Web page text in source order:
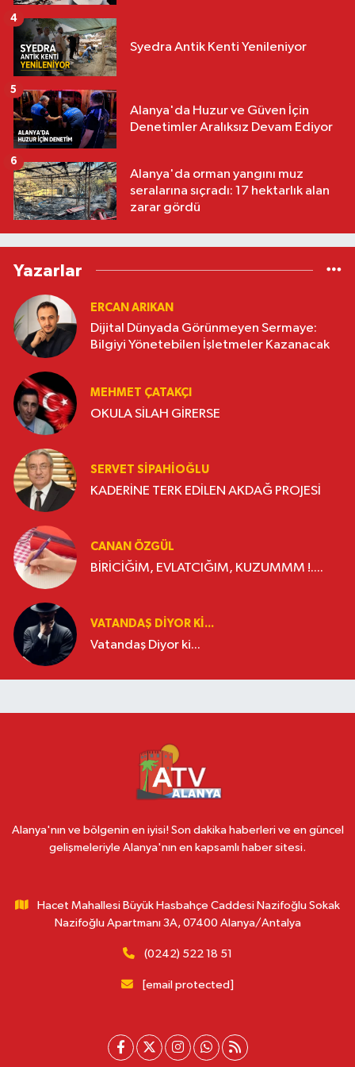
Syedra Antik Kenti Yenileniyor
4
Alanya'da Huzur ve Güven İçin
Denetimler Aralıksız Devam Ediyor
5
Alanya'da orman yangını muz
seralarına sıçradı: 17 hektarlık alan
zarar gördü
6
Yazarlar
ERCAN ARIKAN
Dijital Dünyada Görünmeyen Sermaye:
Bilgiyi Yönetebilen İşletmeler Kazanacak
MEHMET ÇATAKÇI
OKULA SİLAH GİRERSE
SERVET SİPAHİOĞLU
KADERİNE TERK EDİLEN AKDAĞ PROJESİ
CANAN ÖZGÜL
BİRİCİĞİM, EVLATCIĞIM, KUZUMMM !....
VATANDAŞ DIYOR KI...
Vatandaş Diyor ki...
Alanya'nın ve bölgenin en iyisi! Son dakika haberleri ve en güncel
gelişmeleriyle Alanya'nın en kapsamlı haber sitesi.
Hacet Mahallesi Büyük Hasbahçe Caddesi Nazifoğlu Sokak
Nazifoğlu Apartmanı 3A, 07400 Alanya/Antalya
(0242) 522 18 51
[email protected]